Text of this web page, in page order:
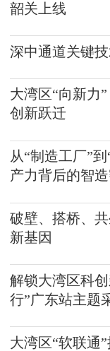
韶关上线
深中通道关键
大湾区“向新力
创新跃迁
从“制造工厂”
产力背后的智
破壁、搭桥、
新基因
解锁大湾区科
行”广东站主题
大湾区“软联通